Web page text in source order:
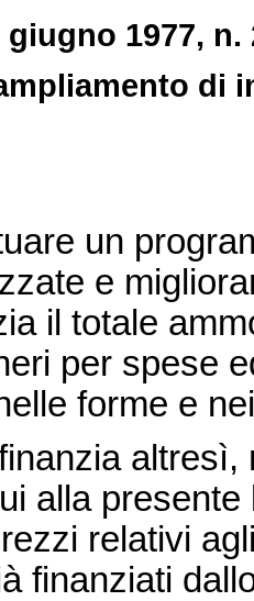
giugno 1977,
di
un
e
il totale
per spese
forme e
altresì,
alla
relativi
finanziati